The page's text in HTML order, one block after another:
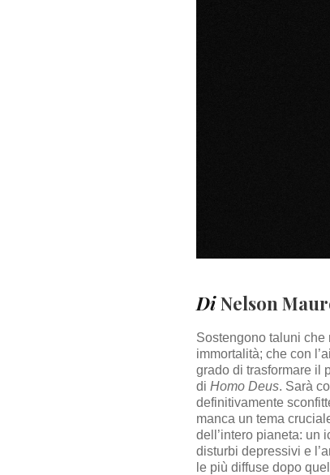
DiNelson
Sostengono taluni che
immortalità; che con
grado di trasformare il
di Homo Deus. Sarà
definitivamente
manca un tema
dell’intero pianeta: un
disturbi depressivi e
le più diffuse dopo